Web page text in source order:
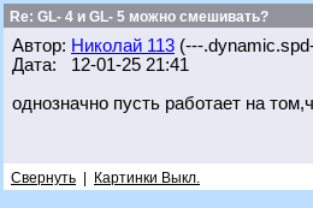
Re: GL- 4 и GL- 5 можно смешивать?
Автор: Николай 113 (---
Дата: 12-01-25 21:41
однозначно пусть работает на
Свернуть Картинки Выкл.